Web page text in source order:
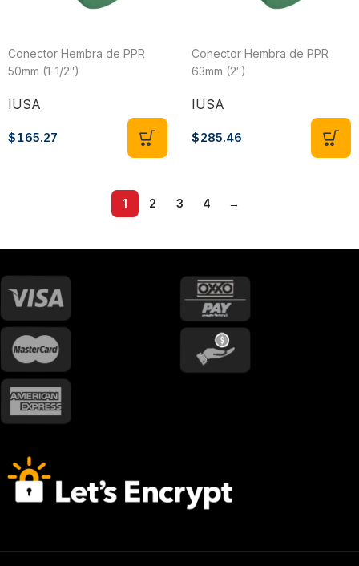
Conector Hembra de PPR
50mm (1-1/2″)
IUSA
$165.27
Conector Hembra de PPR
63mm (2″)
IUSA
$285.46
1 2 3 4 →